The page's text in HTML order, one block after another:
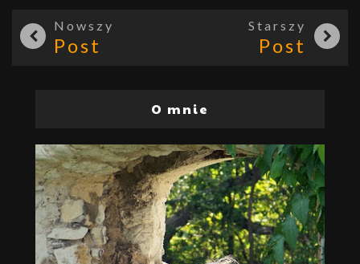
Nowszy
Post
Starszy
Post
O mnie